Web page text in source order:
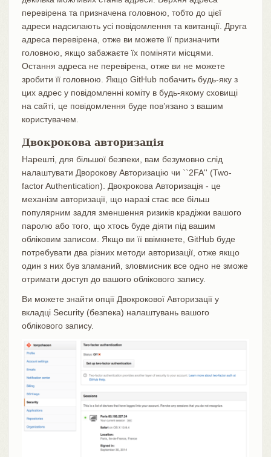
перевірена та призначена головною, тобто до цієї
адреси надсилають усі повідомлення та квитанції. Друга
адреса перевірена, отже ви можете її призначити
головною, якщо забажаєте їх поміняти місцями.
Остання адреса не перевірена, отже ви не можете
зробити її головною. Якщо GitHub побачить будь-яку з
цих адрес у повідомленні коміту в будь-якому сховищі
на сайті, це повідомлення буде пов’язано з вашим
користувачем.
Двокрокова авторизація
Нарешті, для більшої безпеки, вам безумовно слід
налаштувати Дворокову Авторизацію чи ``2FA'' (Two-
factor Authentication). Двокрокова Авторизація - це
механізм авторизації, що наразі стає все більш
популярним задля зменшення ризиків крадіжки вашого
паролю або того, що хтось буде діяти під вашим
обліковим записом. Якщо ви її ввімкнете, GitHub буде
потребувати два різних методи авторизації, отже якщо
один з них був зламаний, зловмисник все одно не зможе
отримати доступ до вашого облікового запису.
Ви можете знайти опції Двокрокової Авторизації у
вкладці Security (безпека) налаштувань вашого
облікового запису.